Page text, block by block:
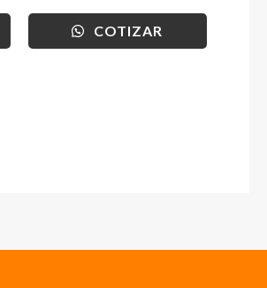
COTIZAR